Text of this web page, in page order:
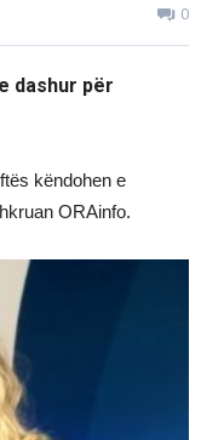
0
dashur për
këndohen e
ORAinfo.